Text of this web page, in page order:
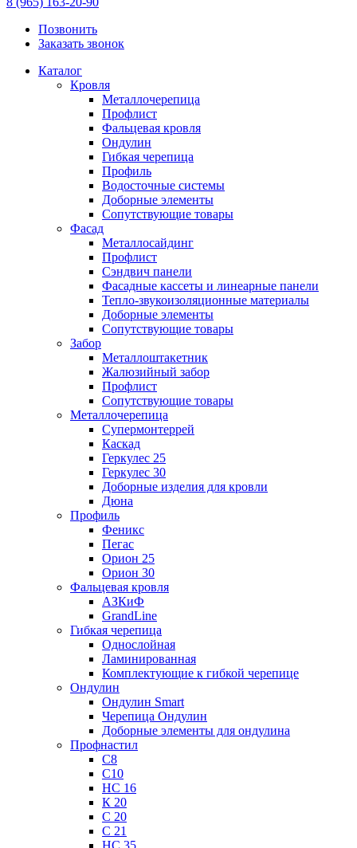
Позвонить
Заказать звонок
Каталог
Кровля
Металлочерепица
Профлист
Фальцевая кровля
Ондулин
Гибкая черепица
Профиль
Водосточные системы
Доборные элементы
Сопутствующие товары
Фасад
Металлосайдинг
Профлист
Сэндвич панели
Фасадные кассеты и линеарные панели
Тепло-звукоизоляционные материалы
Доборные элементы
Сопутствующие товары
Забор
Металлоштакетник
Жалюзийный забор
Профлист
Сопутствующие товары
Металлочерепица
Супермонтеррей
Каскад
Геркулес 25
Геркулес 30
Доборные изделия для кровли
Дюна
Профиль
Феникс
Пегас
Орион 25
Орион 30
Фальцевая кровля
АЗКиФ
GrandLine
Гибкая черепица
Однослойная
Ламинированная
Комплектующие к гибкой черепице
Ондулин
Ондулин Smart
Черепица Ондулин
Доборные элементы для ондулина
Профнастил
С8
С10
НС 16
К 20
С 20
С 21
НС 35